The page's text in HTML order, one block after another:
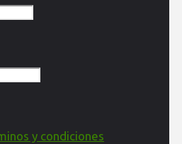
y condiciones